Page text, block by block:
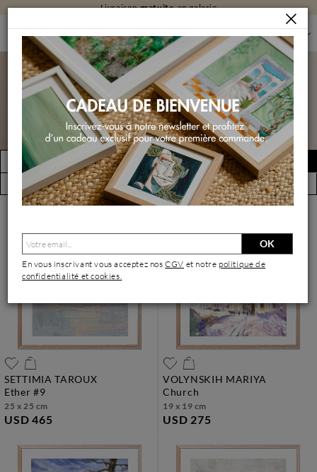
Livraisongratuiteen galerie
PEINTURES PEINTURES PAR FORMAT PEINTURES PETIT FORMAT
Peintures petit format
FILTRER
(16489 œuvres)
Créer une alerte
Vue par artiste
SETTIMIA TAROUX
ether #9
25 x 25 cm
USD 465
VOLYNSKIH MARIYA
church
19 x 19 cm
USD 275
OK
En vous inscrivant vous acceptez nosCGV et notre politique de
confidentialité et cookies.